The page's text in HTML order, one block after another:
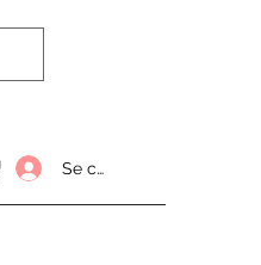
Se connecter